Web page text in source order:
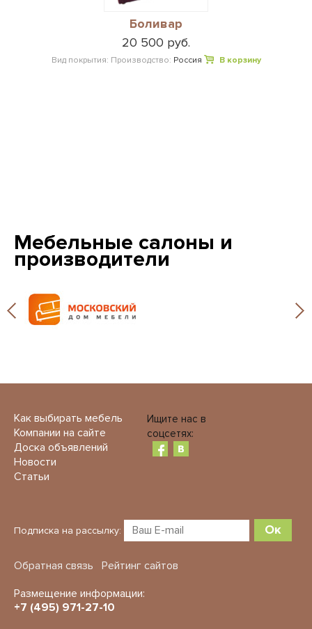
Боливар
20 500 руб.
Вид покрытия: Производство: Россия В корзину
Мебельные салоны и
производители
Как выбирать мебель
Компании на сайте
Доска объявлений
Новости
Статьи
Ищите нас в
соцсетях:
Подписка на рассылку: Ок
Обратная связь
Рейтинг сайтов
Размещение информации:
+7 (495) 971-27-10